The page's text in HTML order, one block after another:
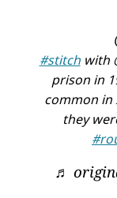
#stitchwith
prison in
common in
they
♬